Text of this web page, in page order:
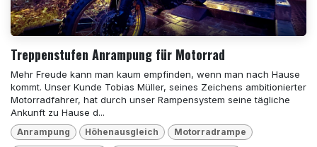
Treppenstufen Anrampung für Motorrad
Mehr Freude kann man kaum empfinden, wenn man nach Hause
kommt. Unser Kunde Tobias Müller, seines Zeichens ambitionierter
Motorradfahrer, hat durch unser Rampensystem seine tägliche
Ankunft zu Hause d...
Anrampung Höhenausgleich Motorradrampe